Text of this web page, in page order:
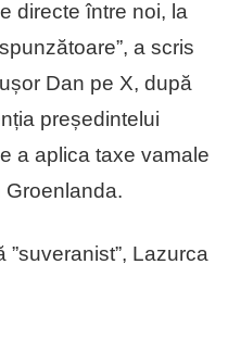
directe între noi, la
a scris
Dan pe X, după
președintelui
a aplica taxe vamale
Groenlanda.
Lazurca